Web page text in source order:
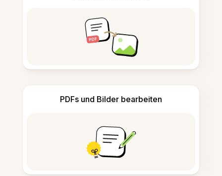
PDFs und Bilder bearbeiten